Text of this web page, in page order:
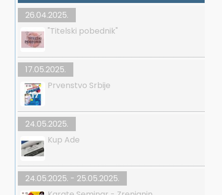
26.04.2025.
"Titelski pobednik"
17.05.2025.
Prvenstvo Srbije
24.05.2025.
Kup Ade
24.05.2025. - 25.05.2025.